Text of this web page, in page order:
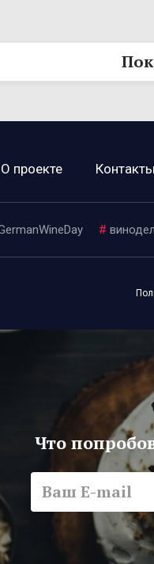
О проекте Контакты
#
Что